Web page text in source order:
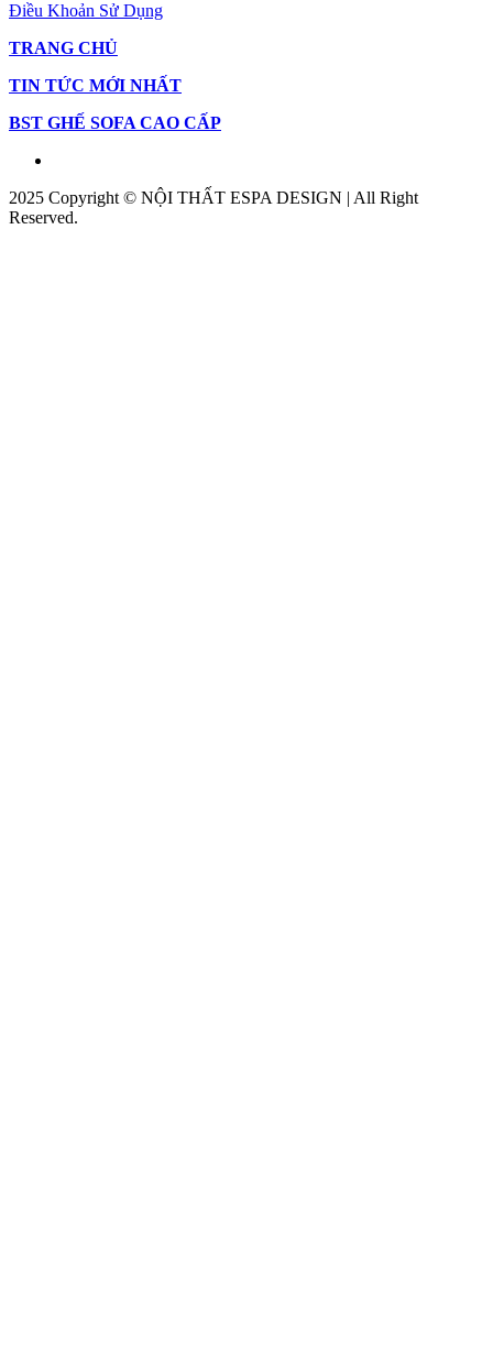
Điều Khoản Sử Dụng
TRANG CHỦ
TIN TỨC MỚI NHẤT
BST GHẾ SOFA CAO CẤP
2025 Copyright © NỘI THẤT ESPA DESIGN | All Right
Reserved.